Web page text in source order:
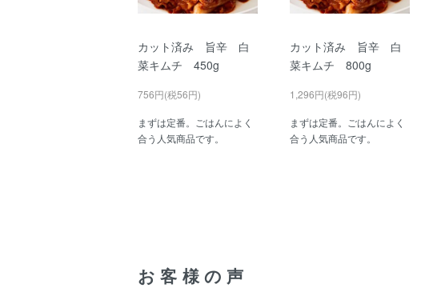
カット済み 旨辛 白
菜キムチ 450g
756円(税56円)
まずは定番。ごはんによく
合う人気商品です。
カット済み 旨辛 白
菜キムチ 800g
1,296円(税96円)
まずは定番。ごはんによく
合う人気商品です。
お客様の声